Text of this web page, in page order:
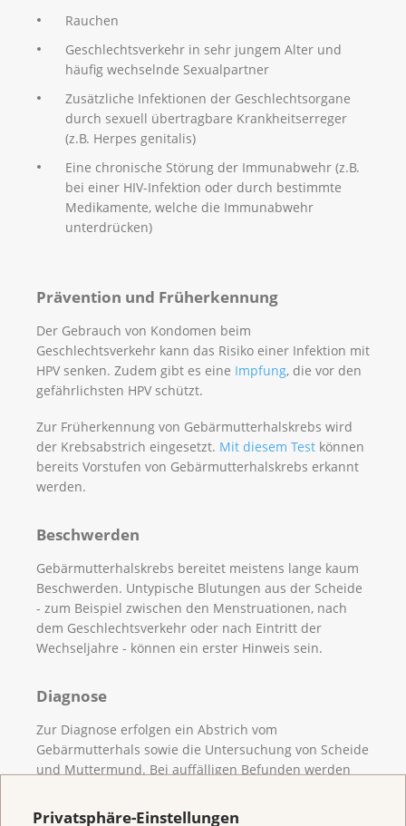
Privatsphäre-Einstellungen
Rauchen
Geschlechtsverkehr in sehr jungem Alter und
häufig wechselnde Sexualpartner
Zusätzliche Infektionen der Geschlechtsorgane
durch sexuell übertragbare Krankheitserreger
(z.B. Herpes genitalis)
Eine chronische Störung der Immunabwehr (z.B.
bei einer HIV-Infektion oder durch bestimmte
Medikamente, welche die Immunabwehr
unterdrücken)
Prävention und Früherkennung
Der Gebrauch von Kondomen beim
Geschlechtsverkehr kann das Risiko einer Infektion mit
HPV senken. Zudem gibt es eine Impfung, die vor den
gefährlichsten HPV schützt.
Zur Früherkennung von Gebärmutterhalskrebs wird
der Krebsabstrich eingesetzt. Mit diesem Test können
bereits Vorstufen von Gebärmutterhalskrebs erkannt
werden.
Beschwerden
Gebärmutterhalskrebs bereitet meistens lange kaum
Beschwerden. Untypische Blutungen aus der Scheide
- zum Beispiel zwischen den Menstruationen, nach
dem Geschlechtsverkehr oder nach Eintritt der
Wechseljahre - können ein erster Hinweis sein.
Diagnose
Zur Diagnose erfolgen ein Abstrich vom
Gebärmutterhals sowie die Untersuchung von Scheide
und Muttermund. Bei auffälligen Befunden werden